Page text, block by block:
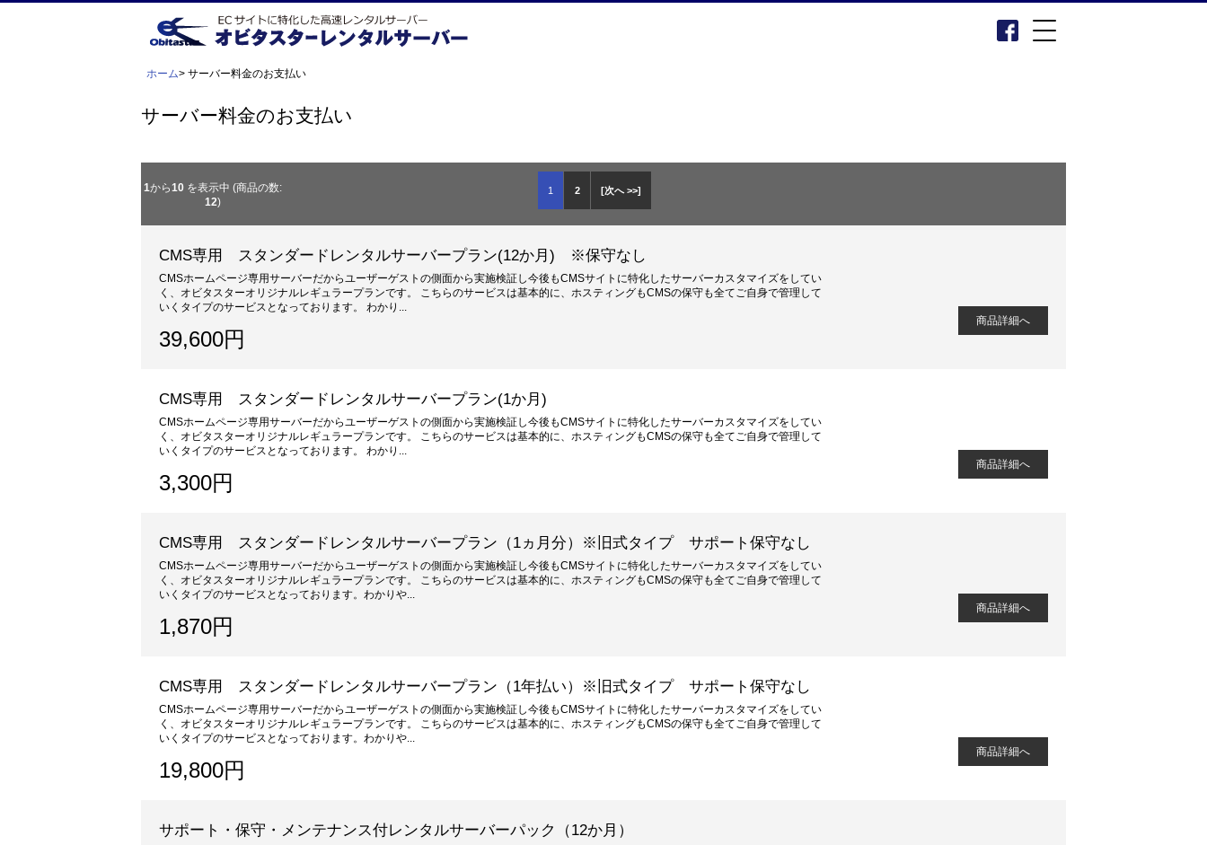
ホーム> サーバー料金のお支払い
サーバー料金のお支払い
1 2 [次へ >>]
1から10 を表示中 (商品の数:
12)
CMS専用 スタンダードレンタルサーバープラン(12か月) ※保守なし
CMSホームページ専用サーバーだからユーザーゲストの側面から実施検証し今後もCMSサイトに特化したサーバーカスタマイズをしてい
く、オビタスターオリジナルレギュラープランです。 こちらのサービスは基本的に、ホスティングもCMSの保守も全てご自身で管理して
いくタイプのサービスとなっております。 わかり...
39,600円
商品詳細へ
CMS専用 スタンダードレンタルサーバープラン(1か月)
CMSホームページ専用サーバーだからユーザーゲストの側面から実施検証し今後もCMSサイトに特化したサーバーカスタマイズをしてい
く、オビタスターオリジナルレギュラープランです。 こちらのサービスは基本的に、ホスティングもCMSの保守も全てご自身で管理して
いくタイプのサービスとなっております。 わかり...
3,300円
商品詳細へ
CMS専用 スタンダードレンタルサーバープラン（1ヵ月分）※旧式タイプ サポート保守なし
CMSホームページ専用サーバーだからユーザーゲストの側面から実施検証し今後もCMSサイトに特化したサーバーカスタマイズをしてい
く、オビタスターオリジナルレギュラープランです。 こちらのサービスは基本的に、ホスティングもCMSの保守も全てご自身で管理して
いくタイプのサービスとなっております。わかりや...
1,870円
商品詳細へ
CMS専用 スタンダードレンタルサーバープラン（1年払い）※旧式タイプ サポート保守なし
CMSホームページ専用サーバーだからユーザーゲストの側面から実施検証し今後もCMSサイトに特化したサーバーカスタマイズをしてい
く、オビタスターオリジナルレギュラープランです。 こちらのサービスは基本的に、ホスティングもCMSの保守も全てご自身で管理して
いくタイプのサービスとなっております。わかりや...
19,800円
商品詳細へ
サポート・保守・メンテナンス付レンタルサーバーパック（12か月）